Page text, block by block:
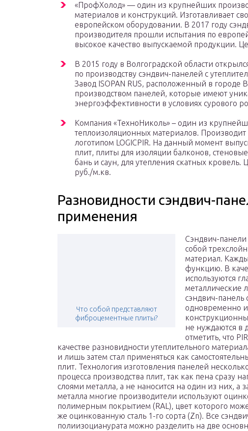
«ПрофХолод» — один из крупнейших
материалов и конструкций. Изготавливает
европейском оборудовании. В 2017 году
производителя прошли испытания по
высокое качество выпускаемой продукции.
В 2015 году в Волгоградской области
по производству сэндвич-панелей с
Завод ISOPAN RUS, расположенный в городе
производством панелей, которые имеют
энергоэффективности в условиях сурового
Компания «ТехноНиколь» – один из
теплоизоляционных материалов. Производит
логотипом LOGICPIR. На данный момент
плит, плиты для изоляции балконов,
бань и саун, для утепления скатных кровель.
руб./м.кв.
Разновидности сэндвич-
применения
Что собой представляют
фиброцементные плиты?
Сэндвич-панели
собой
материал.
функцию. В
используются
металлические
сэндвич-панель
одновременно
не нуждаются в
отметить, что
качестве разновидности утеплительного
и лишь затем стал применяться как
плит. Технология изготовления панелей
процесса производства плит, так как пена сразу
слоями металла, а не наносится на один из них, а
металла многие производители используют
полимерным покрытием (RAL), цвет которого
же оцинкованную сталь 1-го сорта (Zn). Все
полиизоцианурата можно разделить на две